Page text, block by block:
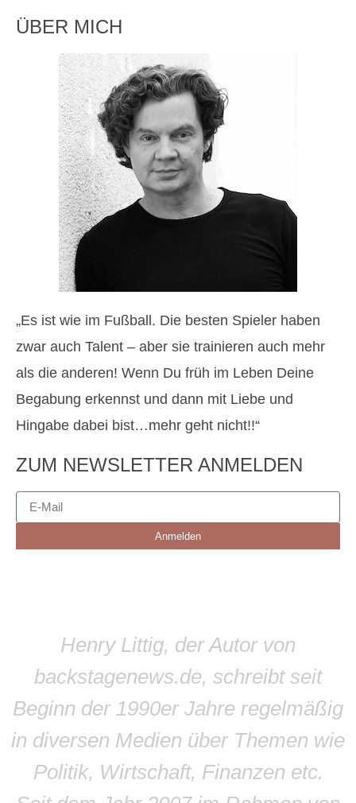
ÜBER MICH
„Es ist wie im Fußball. Die besten Spieler haben
zwar auch Talent – aber sie trainieren auch mehr
als die anderen! Wenn Du früh im Leben Deine
Begabung erkennst und dann mit Liebe und
Hingabe dabei bist…mehr geht nicht!!“
ZUM NEWSLETTER ANMELDEN
Anmelden
Henry Littig, der Autor von
backstagenews.de, schreibt seit
Beginn der 1990er Jahre regelmäßig
in diversen Medien über Themen wie
Politik, Wirtschaft, Finanzen etc.